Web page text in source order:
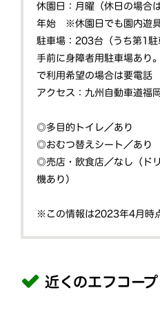
休園日：月曜（休日の場合
年始 ※休園日でも園内遊
駐車場：203台（うち第1
手前に身障者用駐車場あり
で利用希望の場合は要電話
アクセス：九州自動車道福
◎多目的トイレ／あり
◎おむつ替えシート／あり
◎売店・飲食店／なし（ド
機あり）
※この情報は2023年4月時
近くのエフコープ